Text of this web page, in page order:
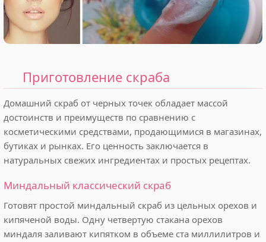
Приготовление скраба
Домашний скраб от черных точек обладает массой
достоинств и преимуществ по сравнению с
косметическими средствами, продающимися в магазинах,
бутиках и рынках. Его ценность заключается в
натуральных свежих ингредиентах и простых рецептах.
Миндальный классический скраб
Готовят простой миндальный скраб из цельных орехов и
кипяченой воды. Одну четвертую стакана орехов
миндаля заливают кипятком в объеме ста миллилитров и